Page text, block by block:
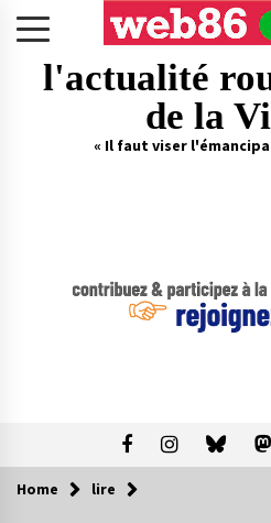
l'actualité
de la
« Il faut viser
Home lire